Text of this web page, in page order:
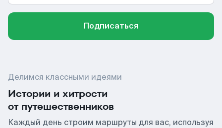
Подписаться
Делимся классными идеями
Истории и хитрости
от путешественников
Каждый день строим маршруты для вас, используя